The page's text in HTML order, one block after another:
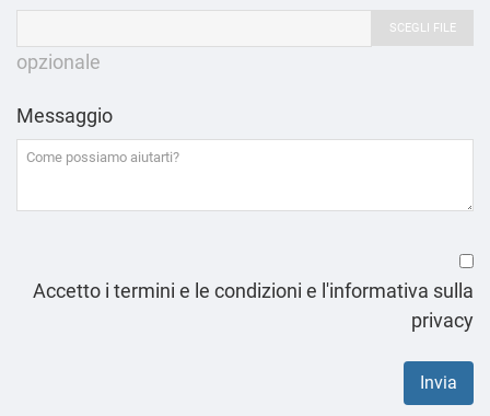
SCEGLI FILE
opzionale
Messaggio
Accetto i termini e le condizioni e l'informativa sulla
privacy